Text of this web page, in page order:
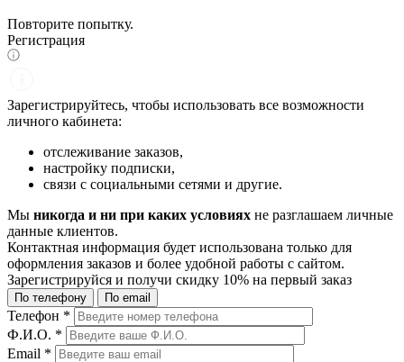
Повторите попытку.
Регистрация
Зарегистрируйтесь, чтобы использовать все возможности
личного кабинета:
отслеживание заказов,
настройку подписки,
связи с социальными сетями и другие.
Мы никогда и ни при каких условиях не разглашаем личные
данные клиентов.
Контактная информация будет использована только для
оформления заказов и более удобной работы с сайтом.
Зарегистрируйся и получи скидку 10% на первый заказ
По телефону По email
Телефон *
Ф.И.О. *
Email *